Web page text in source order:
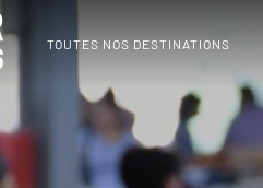
TOUTES NOS DESTINATIONS